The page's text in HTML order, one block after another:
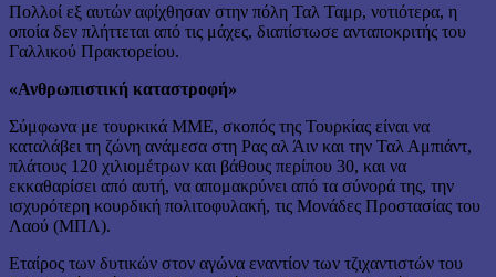
Πολλοί εξ αυτών αφίχθησαν στην πόλη Ταλ Ταμρ, νοτιότερα, η
οποία δεν πλήττεται από τις μάχες, διαπίστωσε ανταποκριτής του
Γαλλικού Πρακτορείου.
«Ανθρωπιστική καταστροφή»
Σύμφωνα με τουρκικά ΜΜΕ, σκοπός της Τουρκίας είναι να
καταλάβει τη ζώνη ανάμεσα στη Ρας αλ Άιν και την Ταλ Αμπιάντ,
πλάτους 120 χιλιομέτρων και βάθους περίπου 30, και να
εκκαθαρίσει από αυτή, να απομακρύνει από τα σύνορά της, την
ισχυρότερη κουρδική πολιτοφυλακή, τις Μονάδες Προστασίας του
Λαού (ΜΠΛ).
Εταίρος των δυτικών στον αγώνα εναντίον των τζιχαντιστών του